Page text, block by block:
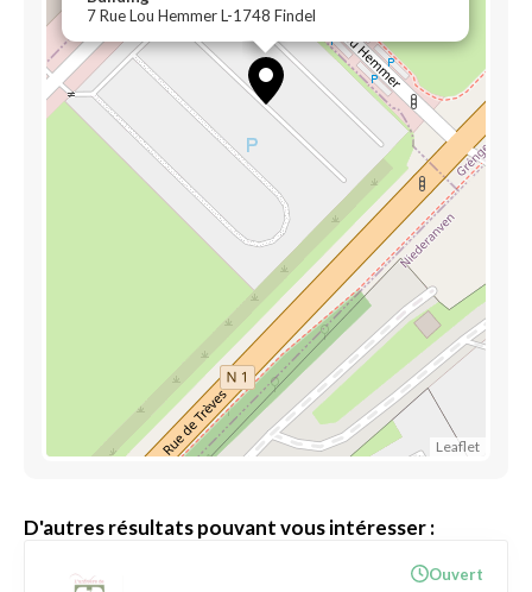
7 Rue Lou Hemmer L-1748 Findel
Leaflet
D'autres résultats pouvant vous intéresser :
Ouvert